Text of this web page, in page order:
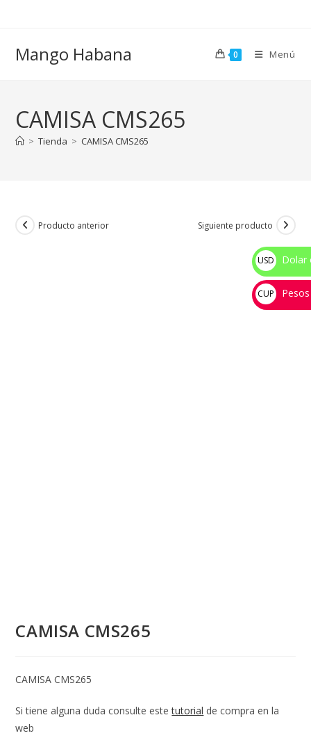
Mango Habana 0 Menú
CAMISA CMS265
> Tienda > CAMISA CMS265
Producto anterior Siguiente producto
CAMISA CMS265
CAMISA CMS265
Si tiene alguna duda consulte estetutorial de compra en la
web
USD
$
Dolar
CUP
💰
Pesos